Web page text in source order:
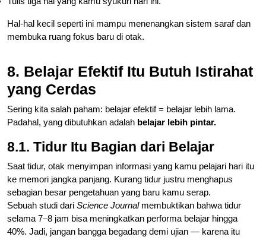
Hal-hal kecil seperti ini mampu menenangkan sistem saraf dan
membuka ruang fokus baru di otak.
8. Belajar Efektif Itu Butuh Istirahat
yang Cerdas
Sering kita salah paham: belajar efektif = belajar lebih lama.
Padahal, yang dibutuhkan adalah belajar lebih pintar.
8.1. Tidur Itu Bagian dari Belajar
Saat tidur, otak menyimpan informasi yang kamu pelajari hari itu
ke memori jangka panjang. Kurang tidur justru menghapus
sebagian besar pengetahuan yang baru kamu serap.
Sebuah studi dari Science Journalmembuktikan bahwa tidur
selama 7–8 jam bisa meningkatkan performa belajar hingga
40%. Jadi, jangan bangga begadang demi ujian — karena itu